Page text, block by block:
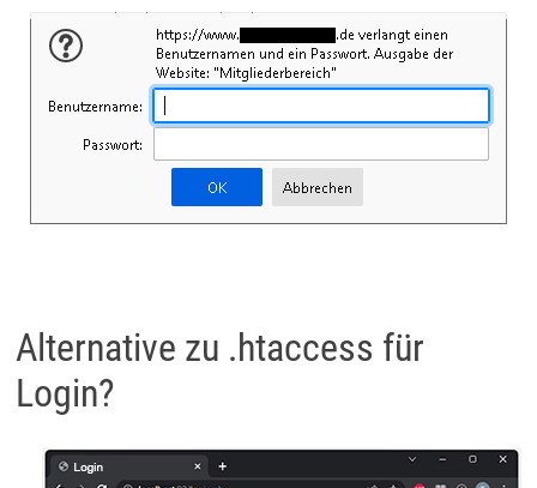
Alternative zu .htaccess für
Login?